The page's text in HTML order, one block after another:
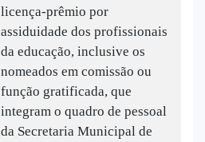
licença-prêmio por
assiduidade dos profissionais
da educação, inclusive os
nomeados em comissão ou
função gratificada, que
integram o quadro de pessoal
da Secretaria Municipal de